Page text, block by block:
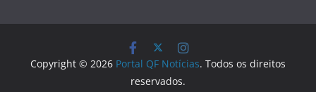
Copyright © 2026 Portal QF Notícias. Todos os direitos
reservados.